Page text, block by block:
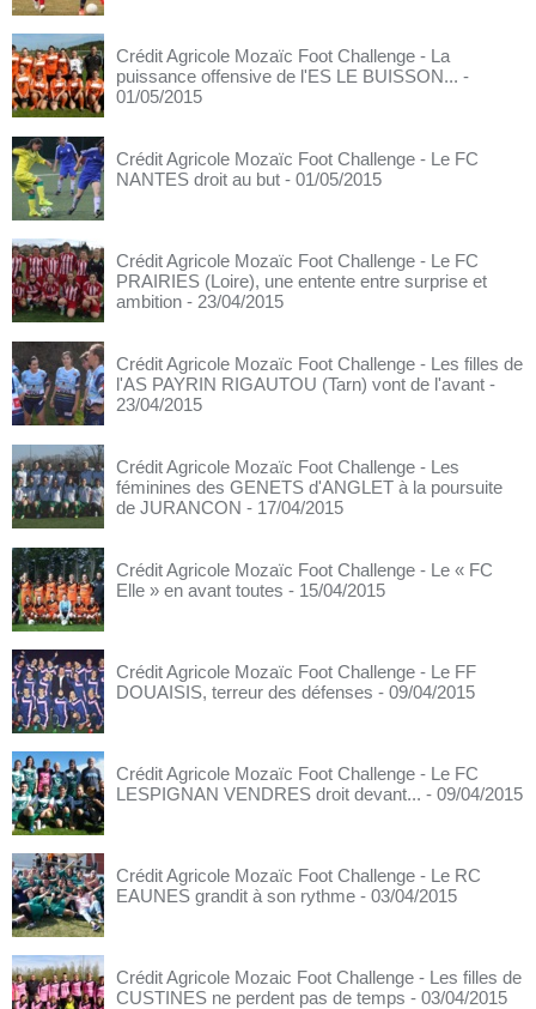
Crédit Agricole Mozaïc Foot Challenge - La
puissance offensive de l'ES LE BUISSON... -
01/05/2015
Crédit Agricole Mozaïc Foot Challenge - Le FC
NANTES droit au but - 01/05/2015
Crédit Agricole Mozaïc Foot Challenge - Le FC
PRAIRIES (Loire), une entente entre surprise et
ambition - 23/04/2015
Crédit Agricole Mozaïc Foot Challenge - Les filles de
l'AS PAYRIN RIGAUTOU (Tarn) vont de l'avant -
23/04/2015
Crédit Agricole Mozaïc Foot Challenge - Les
féminines des GENETS d'ANGLET à la poursuite
de JURANCON - 17/04/2015
Crédit Agricole Mozaïc Foot Challenge - Le « FC
Elle » en avant toutes - 15/04/2015
Crédit Agricole Mozaïc Foot Challenge - Le FF
DOUAISIS, terreur des défenses - 09/04/2015
Crédit Agricole Mozaïc Foot Challenge - Le FC
LESPIGNAN VENDRES droit devant... - 09/04/2015
Crédit Agricole Mozaïc Foot Challenge - Le RC
EAUNES grandit à son rythme - 03/04/2015
Crédit Agricole Mozaic Foot Challenge - Les filles de
CUSTINES ne perdent pas de temps - 03/04/2015